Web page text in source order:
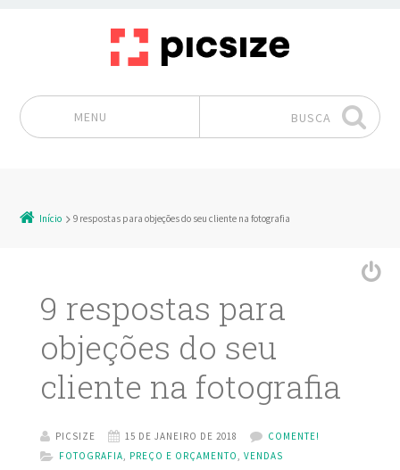
MENU BUSCA
Início 9 respostas para objeções do seu cliente na fotografia
9 respostas para
objeções do seu
cliente na fotografia
PICSIZE 15 DE JANEIRO DE 2018
COMENTE!
FOTOGRAFIA
PREÇO E ORÇAMENTO VENDAS